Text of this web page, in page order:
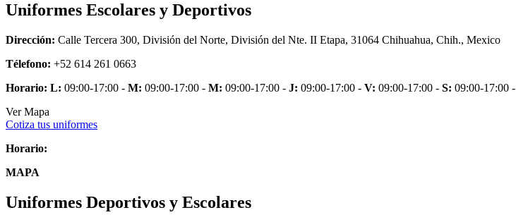
Uniformes Escolares y Deportivos
Dirección: Calle Tercera 300, División del Norte, División del Nte. II Etapa, 31064 Chihuahua, Chih., Mexico
Télefono: +52 614 261 0663
Horario: L: 09:00-17:00 - M: 09:00-17:00 - M: 09:00-17:00 - J: 09:00-17:00 - V: 09:00-17:00 - S: 09:00-17:00 -
Ver Mapa
Cotiza tus uniformes
Horario:
MAPA
Uniformes Deportivos y Escolares